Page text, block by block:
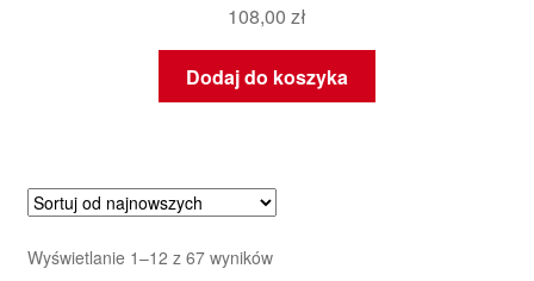
108,00 zł
Dodaj do koszyka
Wyświetlanie 1–12 z 67 wynikówPosortowane